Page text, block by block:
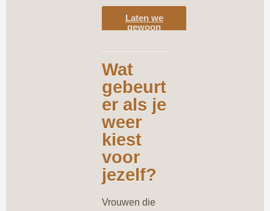
Laten we
gewoon
Wat
gebeurt
er als je
weer
kiest
voor
jezelf?
Vrouwen die